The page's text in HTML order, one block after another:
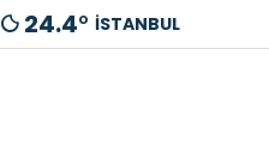
24.4° İSTANBUL